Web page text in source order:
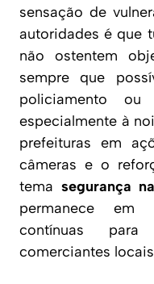
sensação de
autoridades é que
não ostentem
sempre que
policiamento ou
especialmente à
prefeituras em
câmeras e o
tema segurança
permanece em
contínuas
comerciantes